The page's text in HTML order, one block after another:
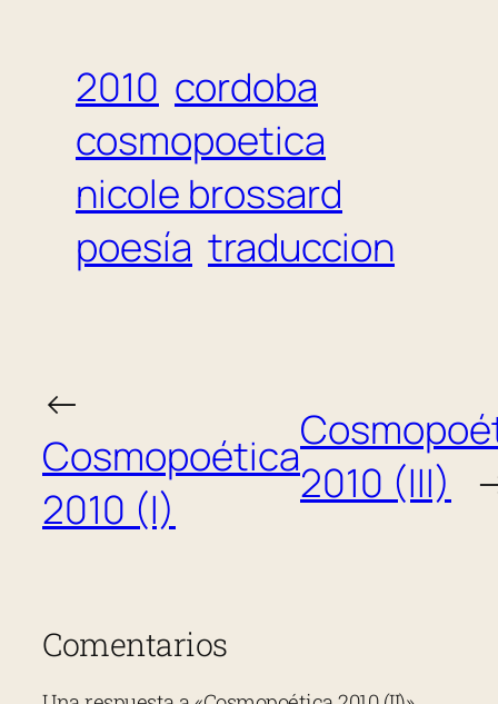
2010 cordoba
cosmopoetica
nicole brossard
poesía traduccion
←
Cosmopoética
2010 (I)
2010 (III)
Comentarios